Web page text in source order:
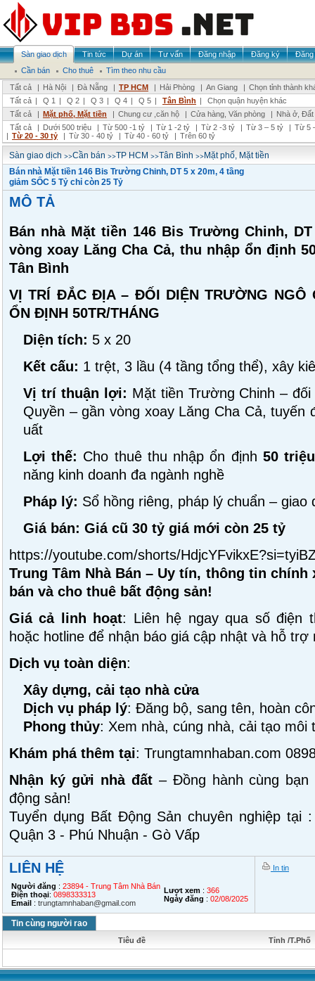
Sàn giao dịch Tin tức Dự án Tư vấn Đăng nhập Đăng ký
Đăng
Cần bán
Cho thuê
Tìm theo nhu cầu
Tất cả
| Hà Nội | Đà Nẵng | TP HCM | Hải Phòng | An Giang | Chọn tỉnh thành
Tất cả | Q 1 | Q 2 | Q 3 | Q 4 | Q 5 | Tân Bình |
Chọn quận huyện khác
Tất cả
| Mặt phố, Mặt tiền | Chung cư ,căn hộ | Cửa hàng, Văn phòng | Nhà ở,
Tất cả
| Dưới 500 triệu | Từ 500 -1 tỷ | Từ 1 -2 tỷ | Từ 2 -3 tỷ | Từ 3 – 5 tỷ | Từ 5
| Từ 20 - 30 tỷ | Từ 30 - 40 tỷ | Từ 40 - 60 tỷ | Trên 60 tỷ
Sàn giao dịch >>Cần bán >>TP HCM >>Tân Bình >>Mặt phố, Mặt tiền
Bán nhà Mặt tiền 146 Bis Trường Chinh, DT 5 x 20m, 4 tầng
giảm SỐC 5 Tỷ chỉ còn 25 Tỷ
MÔ TẢ
Bán nhà Mặt tiền 146 Bis Trường Chinh,
vòng xoay Lăng Cha Cả, thu nhập ổn định
Tân Bình
VỊ TRÍ ĐẮC ĐỊA – ĐỐI DIỆN TRƯỜNG NGÔ
ỔN ĐỊNH 50TR/THÁNG
Diện tích: 5 x 20
Kết cấu: 1 trệt, 3 lầu (4 tầng tổng thể), xây
Vị trí thuận lợi: Mặt tiền Trường Chinh –
Quyền – gần vòng xoay Lăng Cha Cả,
uất
Lợi thế: Cho thuê thu nhập ổn định 50
năng kinh doanh đa ngành nghề
Pháp lý: Sổ hồng riêng, pháp lý chuẩn – giao
Giá bán: Giá cũ 30 tỷ giá mới còn 25 tỷ
https://youtube.com/shorts/
Trung Tâm Nhà Bán – Uy tín, thông tin chính
bán và cho thuê bất động sản!
Giá cả linh hoạt: Liên hệ ngay qua số điện
hoặc hotline để nhận báo giá cập nhật và hỗ trợ
Dịch vụ toàn diện:
Xây dựng, cải tạo nhà cửa
Dịch vụ pháp lý: Đăng bộ, sang tên, hoàn
Phong thủy: Xem nhà, cúng nhà, cải tạo môi
Khám phá thêm tại: Trungtamnhaban.com
Nhận ký gửi nhà đất– Đồng hành cùng bạn
động sản!
Tuyển dụng Bất Động Sản chuyên nghiệp tại
Quận 3 - Phú Nhuận - Gò Vấp
LIÊN HỆ
Người đăng : 23894 - Trung Tâm Nhà Bán
Điện thoại: 0898333313
Email : trungtamnhaban@gmail.com
Lượt xem : 366
Ngày đăng : 02/08/2025
In tin
Tin cùng người rao
Tiêu đề Tỉnh /T.Phố